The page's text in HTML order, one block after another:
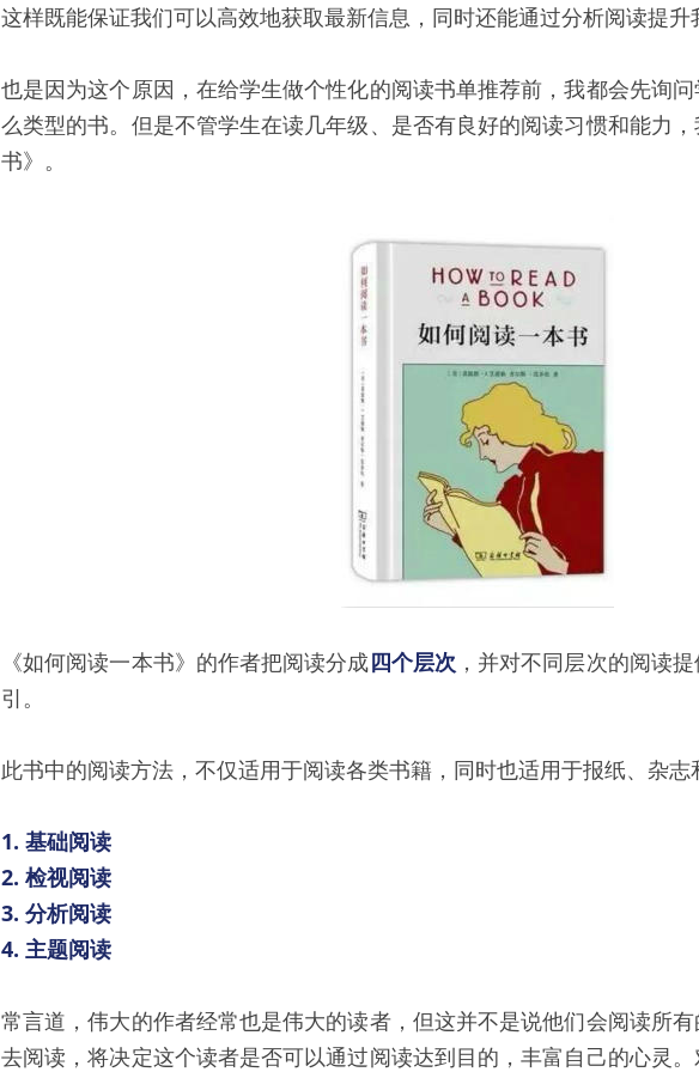
这样既能保证我们可以高效地获取最新信息，同时还能通过分析阅读提升
也是因为这个原因，在给学生做个性化的阅读书单推荐前，我都会先询
么类型的书。但是不管学生在读几年级、是否有良好的阅读习惯和能力
书》。
《如何阅读一本书》的作者把阅读分成四个层次 ，并对不同层次的阅读
引。
此书中的阅读方法，不仅适用于阅读各类书籍，同时也适用于报纸、杂志
1. 基础阅读
2. 检视阅读
3. 分析阅读
4. 主题阅读
常言道，伟大的作者经常也是伟大的读者，但这并不是说他们会阅读所
去阅读，将决定这个读者是否可以通过阅读达到目的，丰富自己的心灵